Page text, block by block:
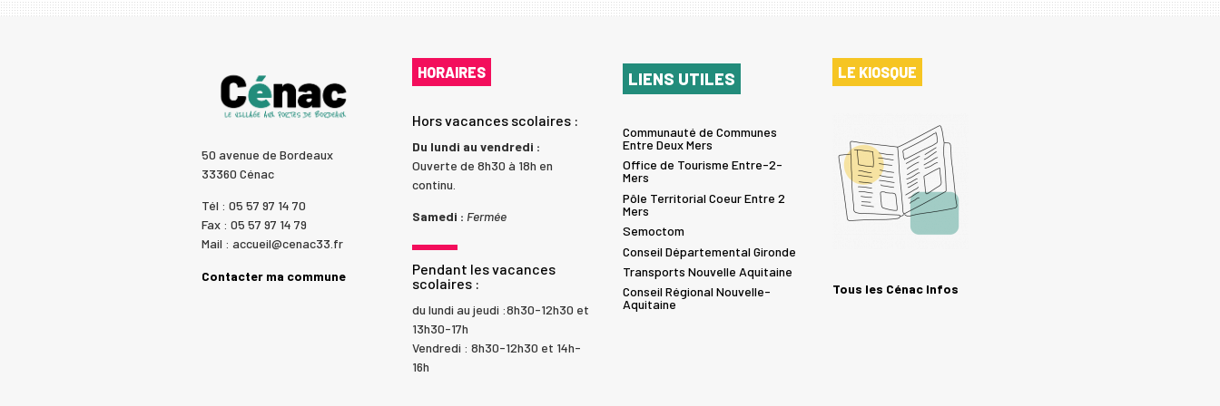
50 avenue de Bordeaux
33360 Cénac
Tél : 05 57 97 14 70
Fax : 05 57 97 14 79
Mail : accueil@cenac33.fr
Contacter ma commune
HORAIRES
Hors vacances scolaires :
Du lundi au vendredi :
Ouverte de 8h30 à 18h en
continu.
Samedi : Fermée
Pendant les vacances
scolaires :
du lundi au jeudi :8h30-12h30 et
13h30-17h
Vendredi : 8h30-12h30 et 14h-
16h
LIENS UTILES
Communauté de Communes
Entre Deux Mers
Office de Tourisme Entre-2-
Mers
Pôle Territorial Coeur Entre 2
Mers
Semoctom
Conseil Départemental Gironde
Transports Nouvelle Aquitaine
Conseil Régional Nouvelle-
Aquitaine
LE KIOSQUE
Tous les Cénac Infos